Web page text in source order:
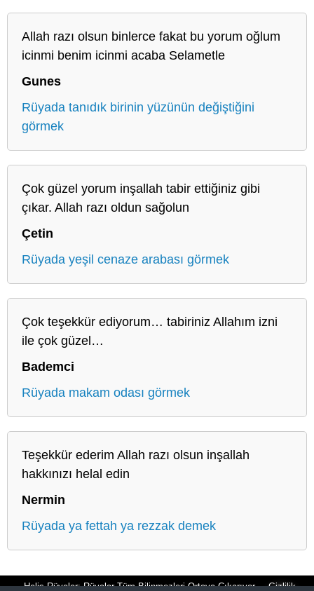
Allah razı olsun binlerce fakat bu yorum oğlum
icinmi benim icinmi acaba Selametle
Gunes
Rüyada tanıdık birinin yüzünün değiştiğini
görmek
Çok güzel yorum inşallah tabir ettiğiniz gibi
çıkar. Allah razı oldun sağolun
Çetin
Rüyada yeşil cenaze arabası görmek
Çok teşekkür ediyorum… tabiriniz Allahım izni
ile çok güzel…
Bademci
Rüyada makam odası görmek
Teşekkür ederim Allah razı olsun inşallah
hakkınızı helal edin
Nermin
Rüyada ya fettah ya rezzak demek
Halis Rüyalar: Rüyalar Tüm Bilinmezleri Ortaya Çıkarıyor Gizlilik